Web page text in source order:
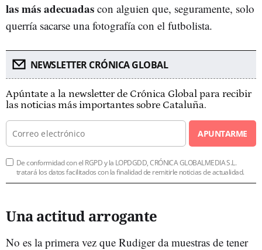
las más adecuadas con alguien que, seguramente, solo
querría sacarse una fotografía con el futbolista.
NEWSLETTER CRÓNICA GLOBAL
Apúntate a la newsletter de Crónica Global para recibir
las noticias más importantes sobre Cataluña.
APUNTARME
De conformidad con el RGPD y la LOPDGDD, CRÓNICA GLOBALMEDIA S.L.
tratará los datos facilitados con la finalidad de remitirle noticias de actualidad.
Una actitud arrogante
No es la primera vez que Rudiger da muestras de tener